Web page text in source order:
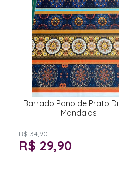
Barrado Pano de Prato
Mandalas
R$ 34,90
R$ 29,90